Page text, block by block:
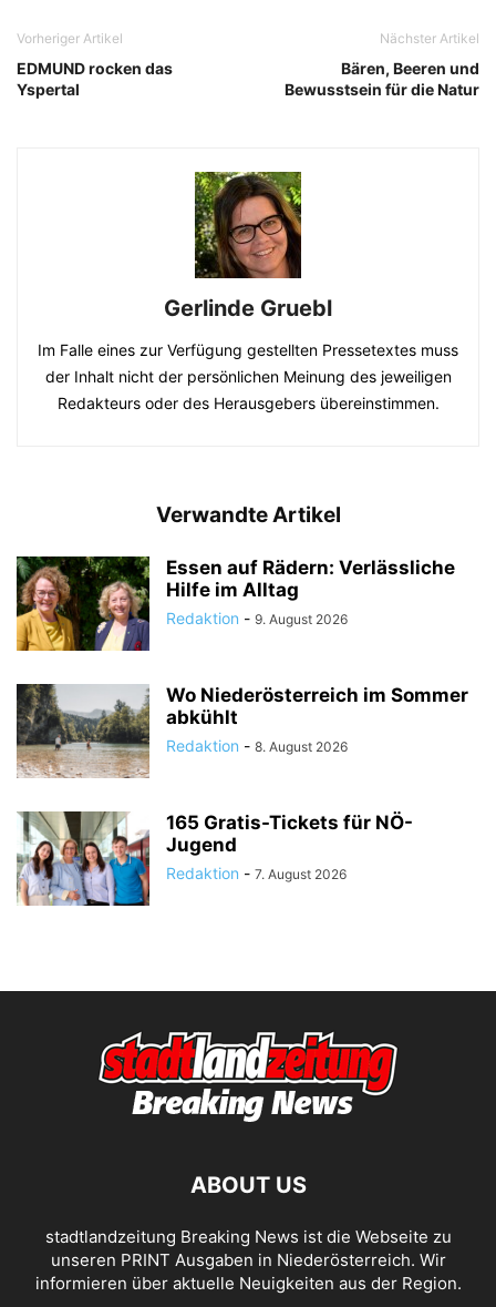
Vorheriger Artikel
EDMUND rocken das
Yspertal
Nächster Artikel
Bären, Beeren und
Bewusstsein für die Natur
Gerlinde Gruebl
Im Falle eines zur Verfügung gestellten Pressetextes muss
der Inhalt nicht der persönlichen Meinung des jeweiligen
Redakteurs oder des Herausgebers übereinstimmen.
Verwandte Artikel
Essen auf Rädern: Verlässliche
Hilfe im Alltag
Redaktion - 9. August 2026
Wo Niederösterreich im Sommer
abkühlt
Redaktion - 8. August 2026
165 Gratis-Tickets für NÖ-
Jugend
Redaktion - 7. August 2026
ABOUT US
stadtlandzeitung Breaking News ist die Webseite zu
unseren PRINT Ausgaben in Niederösterreich. Wir
informieren über aktuelle Neuigkeiten aus der Region.